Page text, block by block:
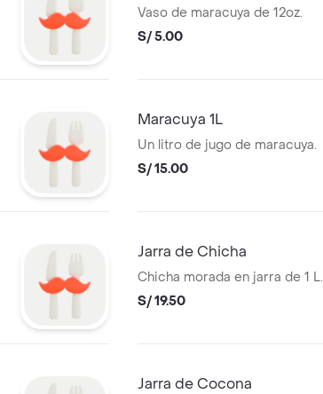
Vaso de maracuya de 12oz.
S/ 5.00
Maracuya 1L
Un litro de jugo de maracuya.
S/ 15.00
Jarra de Chicha
Chicha morada en jarra de 1 L.
S/ 19.50
Jarra de Cocona